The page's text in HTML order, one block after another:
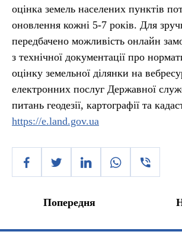
оцінка земель населених пунктів
оновлення кожні 5-7 років. Для
передбачено можливість онлайн
з технічної документації про
оцінку земельної ділянки на
електронних послуг Державної
питань геодезії, картографії та
https://e.land.gov.ua
Попередня